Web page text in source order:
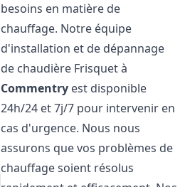
besoins en matière de
chauffage. Notre équipe
d'installation et de dépannage
de chaudière Frisquet à
Commentry est disponible
24h/24 et 7j/7 pour intervenir en
cas d'urgence. Nous nous
assurons que vos problèmes de
chauffage soient résolus